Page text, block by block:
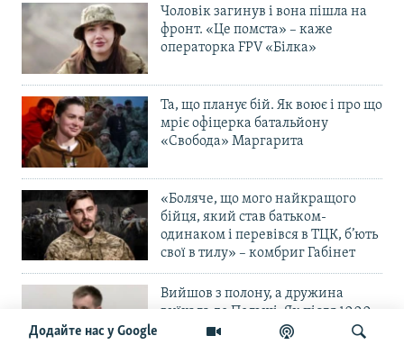
Додайте нас у Google
Чоловік загинув і вона пішла на
фронт. «Це помста» – каже
операторка FPV «Білка»
Та, що планує бій. Як воює і про що
мріє офіцерка батальйону
«Свобода» Маргарита
«Боляче, що мого найкращого
бійця, який став батьком-
одинаком і перевівся в ТЦК, б’ють
свої в тилу» – комбриг Габінет
Вийшов з полону, а дружина
виїхала до Польщі. Як після 1000
днів неволі вибратися «із